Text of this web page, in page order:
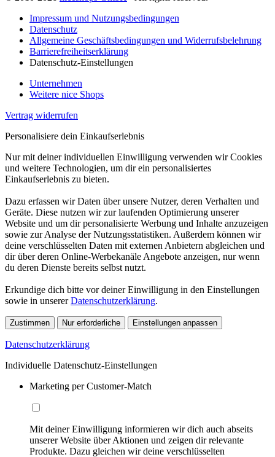
Impressum und Nutzungsbedingungen
Datenschutz
Allgemeine Geschäftsbedingungen und Widerrufsbelehrung
Barrierefreiheitserklärung
Datenschutz-Einstellungen
Unternehmen
Weitere nice Shops
Vertrag widerrufen
Personalisiere dein Einkaufserlebnis
Nur mit deiner individuellen Einwilligung verwenden wir Cookies
und weitere Technologien, um dir ein personalisiertes
Einkaufserlebnis zu bieten.
Dazu erfassen wir Daten über unsere Nutzer, deren Verhalten und
Geräte. Diese nutzen wir zur laufenden Optimierung unserer
Website und um dir personalisierte Werbung und Inhalte anzuzeigen
sowie zur Analyse der Nutzungsstatistiken. Außerdem können wir
deine verschlüsselten Daten mit externen Anbietern abgleichen und
dir über deren Online-Werbekanäle Angebote anzeigen, nur wenn
du deren Dienste bereits selbst nutzt.
Erkundige dich bitte vor deiner Einwilligung in den Einstellungen
sowie in unsererDatenschutzerklärung.
Zustimmen Nur erforderliche Einstellungen anpassen
Datenschutzerklärung
Individuelle Datenschutz-Einstellungen
Marketing per Customer-Match
Mit deiner Einwilligung informieren wir dich auch abseits
unserer Website über Aktionen und zeigen dir relevante
Produkte. Dazu gleichen wir deine verschlüsselten